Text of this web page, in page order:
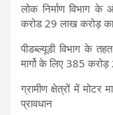
लोक निर्माण विभाग के
करोड 29 लाख करोड़ का
पीडब्ल्यूडी विभाग के
मार्गो के लिए 385
ग्रामीण क्षेत्रों में मोटर
प्रावधान